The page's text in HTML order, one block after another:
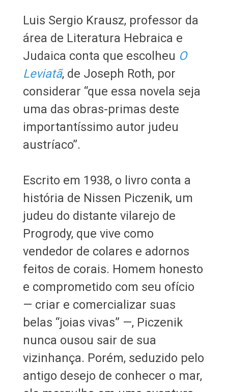
Luis Sergio Krausz, professor da
área de Literatura Hebraica e
Judaica conta que escolheu O
Leviatã, de Joseph Roth, por
considerar “que essa novela seja
uma das obras-primas deste
importantíssimo autor judeu
austríaco”.
Escrito em 1938, o livro conta a
história de Nissen Piczenik, um
judeu do distante vilarejo de
Progrody, que vive como
vendedor de colares e adornos
feitos de corais. Homem honesto
e comprometido com seu ofício
— criar e comercializar suas
belas “joias vivas” —, Piczenik
nunca ousou sair de sua
vizinhança. Porém, seduzido pelo
antigo desejo de conhecer o mar,